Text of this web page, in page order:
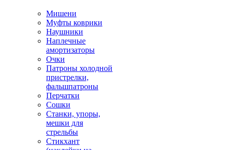
Мишени
Муфты коврики
Наушники
Наплечные
амортизаторы
Очки
Патроны холодной
пристрелки,
фальшпатроны
Перчатки
Сошки
Станки, упоры,
мешки для
стрельбы
Стикхант